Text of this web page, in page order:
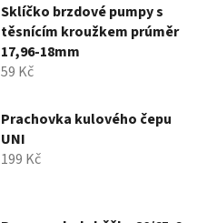
Sklíčko brzdové pumpy s
těsnícím kroužkem prúměr
17,96-18mm
59 Kč
Prachovka kulového čepu
UNI
199 Kč